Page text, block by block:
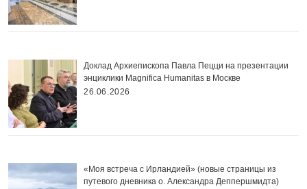
Доклад Архиепископа Павла Пецци на презентации
энциклики Magnifica Нumanitas в Москве
26.06.2026
«Моя встреча с Ирландией» (новые страницы из
путевого дневника о. Александра Деппершмидта)